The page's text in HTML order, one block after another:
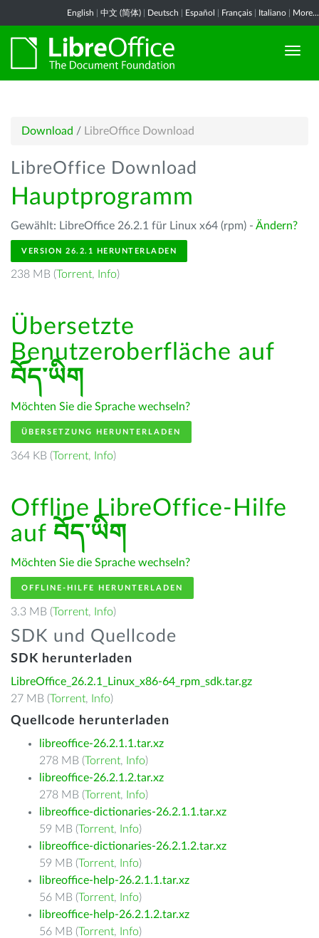
English 中文 (简体) Deutsch Español Français Italiano More...
Download / LibreOffice Download
LibreOffice Download
Hauptprogramm
Gewählt: LibreOffice 26.2.1 für Linux x64 (rpm) - Ändern?
VERSION 26.2.1 HERUNTERLADEN
238 MB (Torrent, Info)
Übersetzte
Benutzeroberfläche auf
བོད་ཡིག
Möchten Sie die Sprache wechseln?
ÜBERSETZUNG HERUNTERLADEN
364 KB (Torrent, Info)
Offline LibreOffice-Hilfe
auf བོད་ཡིག
Möchten Sie die Sprache wechseln?
OFFLINE-HILFE HERUNTERLADEN
3.3 MB (Torrent, Info)
SDK und Quellcode
SDK herunterladen
LibreOffice_26.2.1_Linux_x86-64_rpm_sdk.tar.gz
27 MB (Torrent, Info)
Quellcode herunterladen
libreoffice-26.2.1.1.tar.xz
278 MB (Torrent, Info)
libreoffice-26.2.1.2.tar.xz
278 MB (Torrent, Info)
libreoffice-dictionaries-26.2.1.1.tar.xz
59 MB (Torrent, Info)
libreoffice-dictionaries-26.2.1.2.tar.xz
59 MB (Torrent, Info)
libreoffice-help-26.2.1.1.tar.xz
56 MB (Torrent, Info)
libreoffice-help-26.2.1.2.tar.xz
56 MB (Torrent, Info)